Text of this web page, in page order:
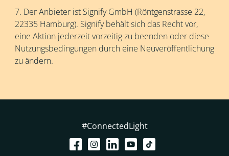
7. Der Anbieter ist Signify GmbH (Röntgenstrasse 22,
22335 Hamburg). Signify behält sich das Recht vor,
eine Aktion jederzeit vorzeitig zu beenden oder diese
Nutzungsbedingungen durch eine Neuveröffentlichung
zu ändern.​
#ConnectedLight